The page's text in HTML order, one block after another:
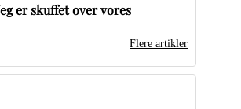
er skuffet over vores
Flere artikler